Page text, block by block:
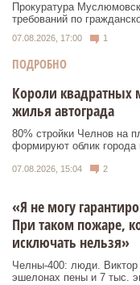
Прокуратура
требований по
07.08.2026, 17:00 1
ПОДРОБНО
Короли квадратных
жилья автограда
80% стройки Челнов на
формируют облик города
07.08.2026, 15:04 2
«Я не могу
При таком пожаре,
исключать нельзя»
Челны-400: люди. Виктор
эшелонах пены и 7 тыс.